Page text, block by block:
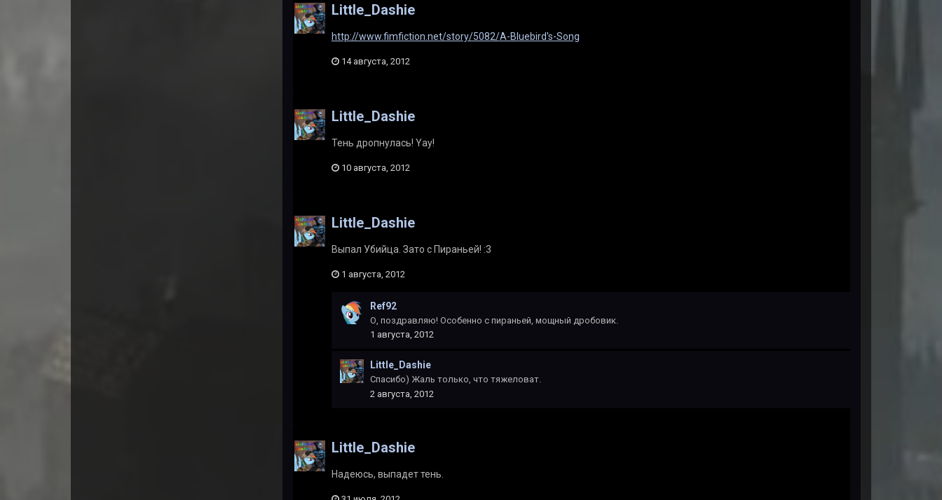
Little_Dashie
http://www.fimfiction.net/story/5082/A-Bluebird's-Song
14 августа, 2012
Little_Dashie
Тень дропнулась! Yay!
10 августа, 2012
Little_Dashie
Выпал Убийца. Зато с Пираньей! :3
1 августа, 2012
Ref92
О, поздравляю! Особенно с пираньей, мощный дробовик.
1 августа, 2012
Little_Dashie
Спасибо) Жаль только, что тяжеловат.
2 августа, 2012
Little_Dashie
Надеюсь, выпадет тень.